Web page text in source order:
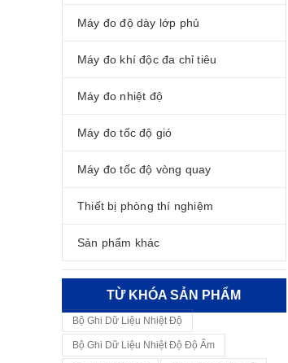
Máy đo độ dày lớp phủ
Máy đo khí độc đa chỉ tiêu
Máy đo nhiệt độ
Máy đo tốc độ gió
Máy đo tốc độ vòng quay
Thiết bị phòng thí nghiệm
Sản phẩm khác
TỪ KHÓA SẢN PHẨM
Bộ Ghi Dữ Liệu Nhiệt Độ
Bộ Ghi Dữ Liệu Nhiệt Độ Độ Ẩm